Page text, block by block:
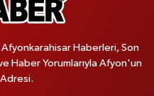
Haberleri, Son
Haber Yorumlarıyla Afyon'un